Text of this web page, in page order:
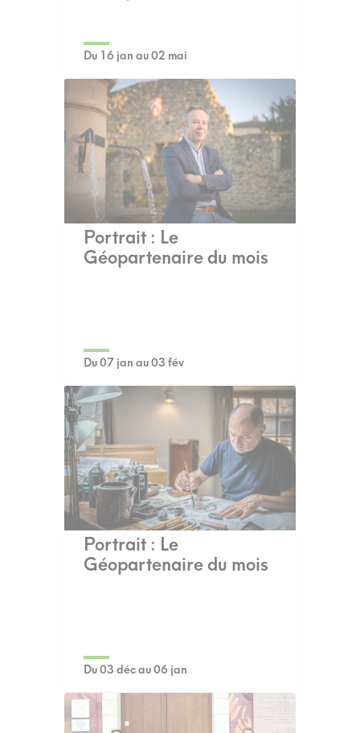
Du 16 jan au 02 mai
Portrait : Le
Géopartenaire du mois
Du 07 jan au 03 fév
Portrait : Le
Géopartenaire du mois
Du 03 déc au 06 jan